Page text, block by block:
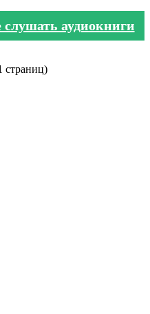
аудиокниги
страниц)